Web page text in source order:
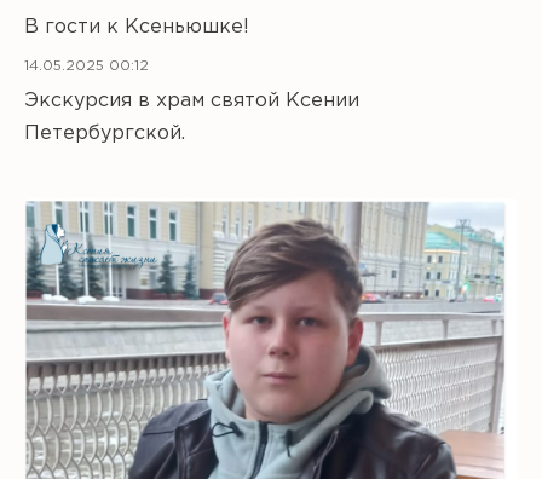
В гости к Ксеньюшке!
14.05.2025 00:12
Экскурсия в храм святой Ксении
Петербургской.